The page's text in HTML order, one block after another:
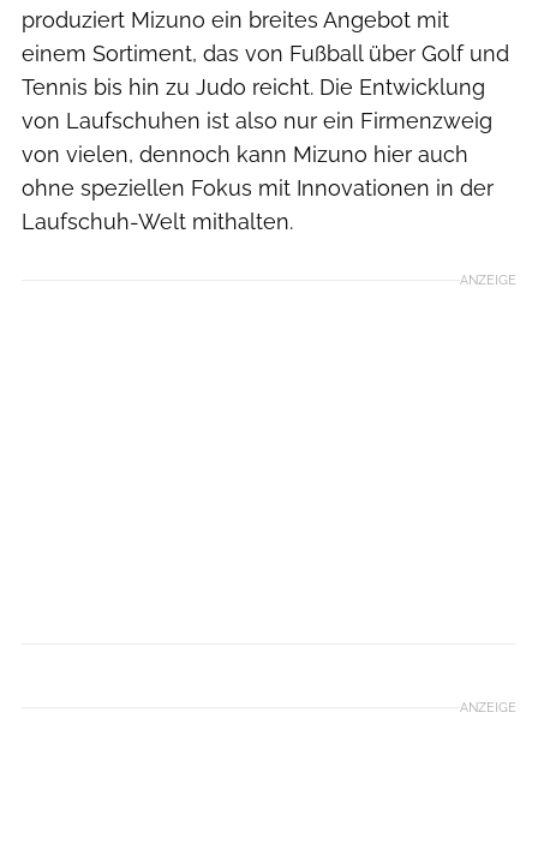
produziert Mizuno ein breites Angebot mit
einem Sortiment, das von Fußball über Golf und
Tennis bis hin zu Judo reicht. Die Entwicklung
von Laufschuhen ist also nur ein Firmenzweig
von vielen, dennoch kann Mizuno hier auch
ohne speziellen Fokus mit Innovationen in der
Laufschuh-Welt mithalten.
ANZEIGE
ANZEIGE